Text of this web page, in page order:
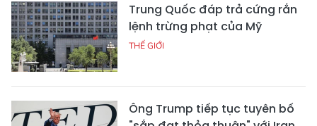
Trung Quốc đáp trả cứng rắn
lệnh trừng phạt của Mỹ
THẾ GIỚI
Ông Trump tiếp tục tuyên bố